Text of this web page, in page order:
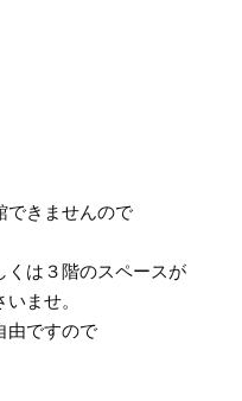
できませんので
くは３階のスペースが
ませ。
由ですので